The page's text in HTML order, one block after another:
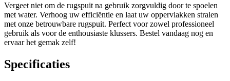
Vergeet niet om de rugspuit na gebruik zorgvuldig door te spoelen
met water. Verhoog uw efficiëntie en laat uw oppervlakken stralen
met onze betrouwbare rugspuit. Perfect voor zowel professioneel
gebruik als voor de enthousiaste klussers. Bestel vandaag nog en
ervaar het gemak zelf!
Specificaties